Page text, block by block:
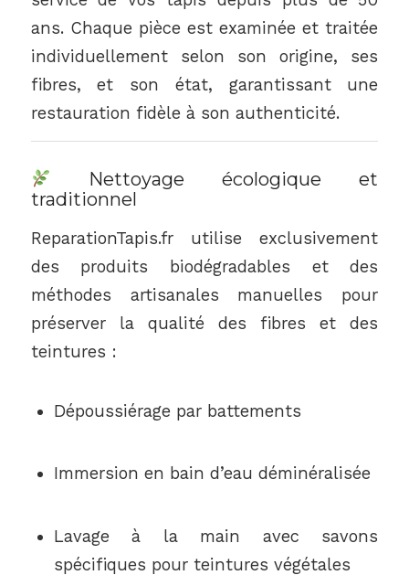
ans. Chaque pièce est examinée et traitée
individuellement selon son origine, ses
fibres, et son état, garantissant une
restauration fidèle à son authenticité.
Nettoyage écologique et
traditionnel
ReparationTapis.fr utilise exclusivement
des produits biodégradables et des
méthodes artisanales manuelles pour
préserver la qualité des fibres et des
teintures :
Dépoussiérage par battements
Immersion en bain d’eau déminéralisée
Lavage à la main avec savons
spécifiques pour teintures végétales